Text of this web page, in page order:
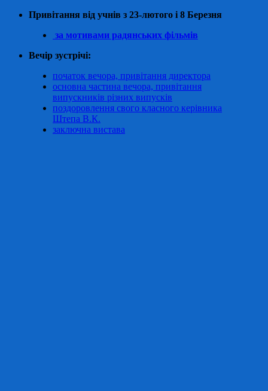
Привітання від учнів з 23-лютого і 8 Березня
за мотивами радянських фільмів
Вечір зустрічі:
початок вечора, привітання директора
основна частина вечора, привітання
випускників різних випусків
поздоровлення свого класного керівника
Штепа В.К.
заключна вистава